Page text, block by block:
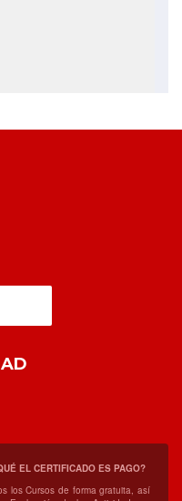
EL CERTIFICADO ES PAGO?
los Cursos de forma gratuita, así